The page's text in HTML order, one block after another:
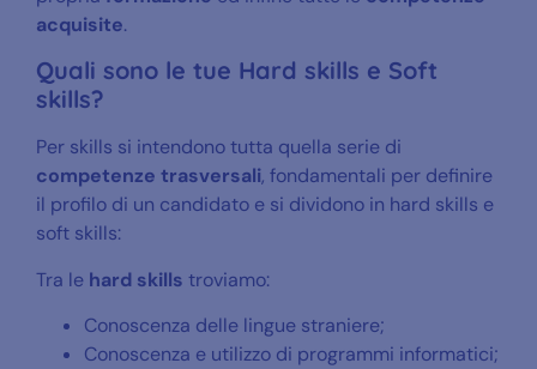
acquisite.
Quali sono le tue Hard skills e Soft
skills?
Per skills si intendono tutta quella serie di
competenze trasversali, fondamentali per definire
il profilo di un candidato e si dividono in hard skills e
soft skills:
Tra le hard skills troviamo:
Conoscenza delle lingue straniere;
Conoscenza e utilizzo di programmi informatici;